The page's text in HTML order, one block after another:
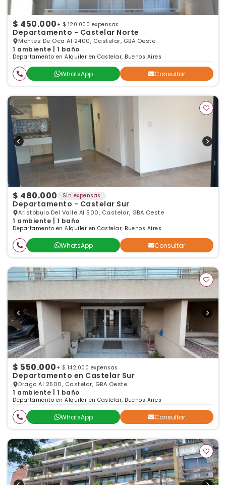
$ 450.000 + $ 120.000 expensas
Departamento - Castelar Norte
Montes De Oca Al 2400, Castelar, GBA Oeste
1 ambiente | 1 baño
Departamento en Alquiler en Castelar, Buenos Aires
WhatsApp Consultar
$ 480.000 Sin expensas
Departamento - Castelar Sur
Aristobulo Del Valle Al 500, Castelar, GBA Oeste
1 ambiente | 1 baño
Departamento en Alquiler en Castelar, Buenos Aires
WhatsApp Consultar
$ 550.000 + $ 142.000 expensas
Departamento en Castelar Sur
Drago Al 2500, Castelar, GBA Oeste
1 ambiente | 1 baño
Departamento en Alquiler en Castelar, Buenos Aires
WhatsApp Consultar